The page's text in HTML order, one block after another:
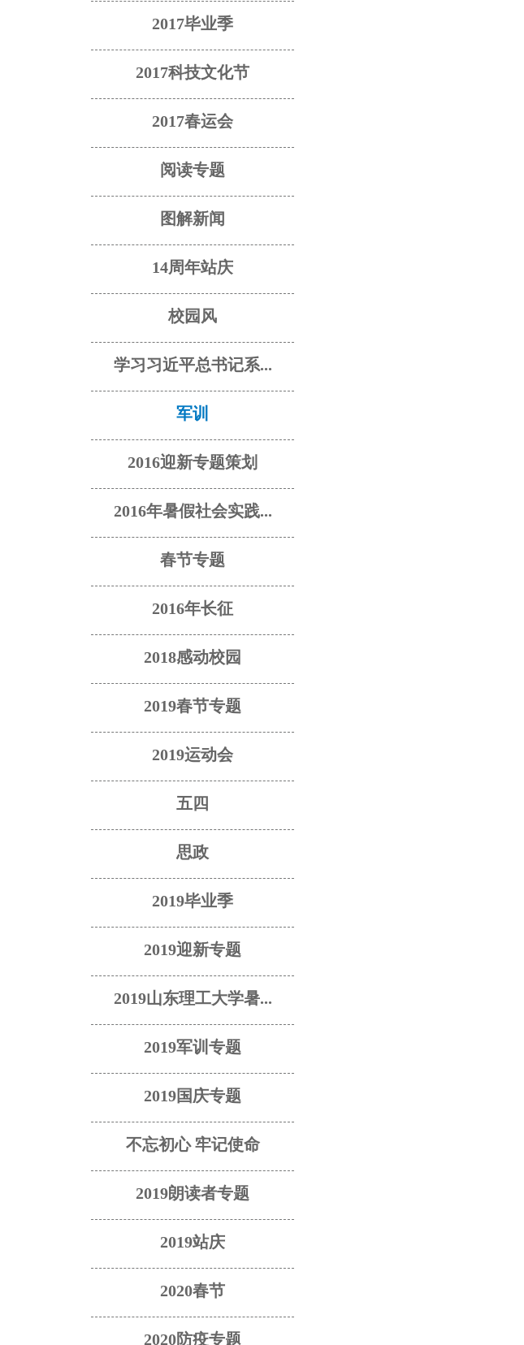
2017毕业季
2017科技文化节
2017春运会
阅读专题
图解新闻
14周年站庆
校园风
学习习近平总书记系...
军训
2016迎新专题策划
2016年暑假社会实践...
春节专题
2016年长征
2018感动校园
2019春节专题
2019运动会
五四
思政
2019毕业季
2019迎新专题
2019山东理工大学暑...
2019军训专题
2019国庆专题
不忘初心 牢记使命
2019朗读者专题
2019站庆
2020春节
2020防疫专题